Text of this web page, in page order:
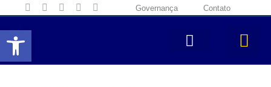
Abrir a barra de ferramentas
Governança Contato